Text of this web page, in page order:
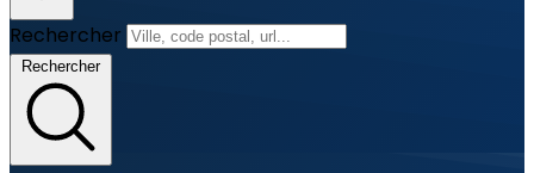
Rechercher
Rechercher